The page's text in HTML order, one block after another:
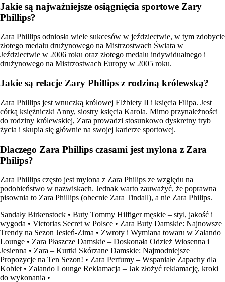
Jakie są najważniejsze osiągnięcia sportowe Zary
Phillips?
Zara Phillips odniosła wiele sukcesów w jeździectwie, w tym zdobycie
złotego medalu drużynowego na Mistrzostwach Świata w
Jeździectwie w 2006 roku oraz złotego medalu indywidualnego i
drużynowego na Mistrzostwach Europy w 2005 roku.
Jakie są relacje Zary Phillips z rodziną królewską?
Zara Phillips jest wnuczką królowej Elżbiety II i księcia Filipa. Jest
córką księżniczki Anny, siostry księcia Karola. Mimo przynależności
do rodziny królewskiej, Zara prowadzi stosunkowo dyskretny tryb
życia i skupia się głównie na swojej karierze sportowej.
Dlaczego Zara Phillips czasami jest mylona z Zara
Philips?
Zara Phillips często jest mylona z Zara Philips ze względu na
podobieństwo w nazwiskach. Jednak warto zauważyć, że poprawna
pisownia to Zara Phillips (obecnie Zara Tindall), a nie Zara Philips.
Sandały Birkenstock • Buty Tommy Hilfiger męskie – styl, jakość i
wygoda • Victorias Secret w Polsce • Zara Buty Damskie: Najnowsze
Trendy na Sezon Jesień-Zima • Zwroty i Wymiana towaru w Zalando
Lounge • Zara Płaszcze Damskie – Doskonała Odzież Wiosenna i
Jesienna • Zara – Kurtki Skórzane Damskie: Najmodniejsze
Propozycje na Ten Sezon! • Zara Perfumy – Wspaniałe Zapachy dla
Kobiet • Zalando Lounge Reklamacja – Jak złożyć reklamację, kroki
do wykonania •